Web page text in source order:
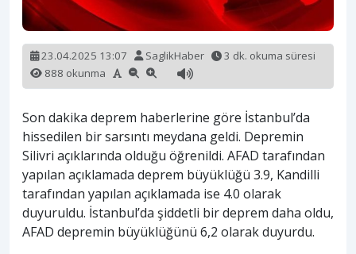
23.04.2025 13:07 SaglikHaber
3 dk. okuma süresi
888 okunma
Son dakika deprem haberlerine göre İstanbul’da
hissedilen bir sarsıntı meydana geldi. Depremin
Silivri açıklarında olduğu öğrenildi. AFAD tarafından
yapılan açıklamada deprem büyüklüğü 3.9, Kandilli
tarafından yapılan açıklamada ise 4.0 olarak
duyuruldu. İstanbul’da şiddetli bir deprem daha oldu,
AFAD depremin büyüklüğünü 6,2 olarak duyurdu.